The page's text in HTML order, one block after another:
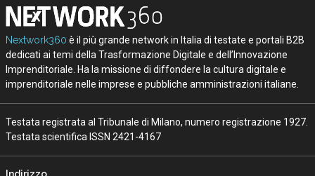
Nextwork360 è il più grande network in Italia di testate e portali B2B
dedicati ai temi della Trasformazione Digitale e dell’Innovazione
Imprenditoriale. Ha la missione di diffondere la cultura digitale e
imprenditoriale nelle imprese e pubbliche amministrazioni italiane.
Testata registrata al Tribunale di Milano, numero registrazione 1927.
Testata scientifica ISSN 2421-4167
Indirizzo